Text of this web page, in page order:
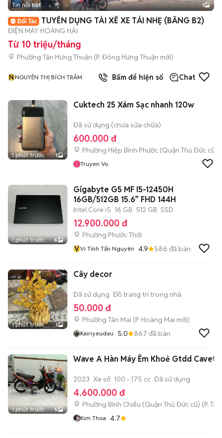
Tin nổi bật 1
TUYỂN DỤNG TÀI XẾ XE TẢI NHẸ (BẰNG B2)
ĐIỆN MÁY HOÀNG HẢI
Từ 10 triệu/tháng
Phường Tân Hưng Thuận (P. Đông Hưng Thuận mới)
NNGUYÊN THỊ BÍCH TRÂM Bấm để hiện số Chat
1 phút trước 1
Cuktech 25 Xám Sạc nhanh 120w
Đã sử dụng (chưa sửa chữa)
600.000 đ
Phường Hiệp Bình Phước (Quận Thủ Đức cũ)
Truyen Vo
1 phút trước 6
Gigabyte G5 MF I5-12450H
16GB/512GB 15.6” FHD 144H
Intel Core i5 16 GB 512 GB SSD
12.900.000 đ
Phường Phước Thới
VVi Tính Tấn Nguyên 4.9 586 đã bán
1 phút trước 1
Cây decor
Đã sử dụng Đồ trang trí trong nhà
50.000 đ
Phường Tân Mai (P. Hoàng Mai mới)
Kairiyeudau 5.0 867 đã bán
1 phút trước 5
Wave A Hàn Máy Êm Khoẻ Gtdd Cavet
2023 Xe số 100 - 175 cc Đã sử dụng
4.600.000 đ
Phường Bình Chiểu (Quận Thủ Đức cũ) (P.
Kim Thoa 4.7